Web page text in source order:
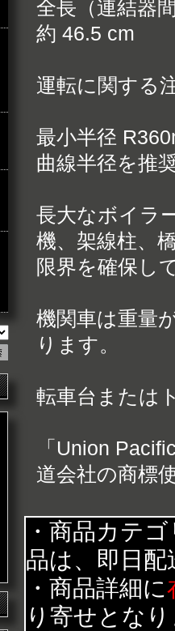
全長（連結器
約 46.5 cm
運転に関する
最小半径
曲線半径を推
長大なボイラ
機、架線柱、
限界を確保し
機関車は重量
ります。
転車台または
「Union
道会社の商標
・商品カテ
品は、即日
・商品詳細に
り寄せとな